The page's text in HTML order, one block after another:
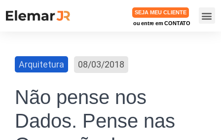
SEJA MEU CLIENTE
ou entre em CONTATO
Arquitetura 08/03/2018
Não pense nos
Dados. Pense nas